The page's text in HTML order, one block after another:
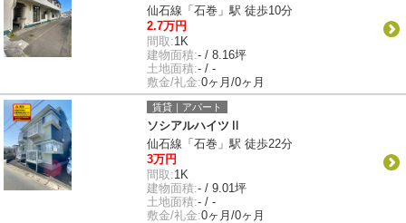
仙石線「石巻」駅 徒歩10分
2.7万円
間取:1K
建物面積:- / 8.16坪
土地面積:- / -
敷金/礼金:0ヶ月/0ヶ月
賃貸｜アパート
ソシアルハイツⅡ
仙石線「石巻」駅 徒歩22分
3万円
間取:1K
建物面積:- / 9.01坪
土地面積:- / -
敷金/礼金:0ヶ月/0ヶ月